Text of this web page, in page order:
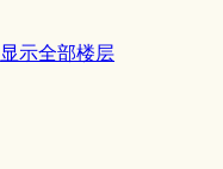
显示全部楼层